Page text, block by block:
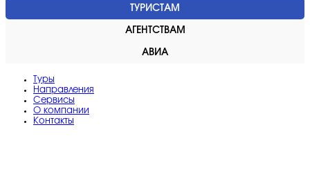
ТУРИСТАМ
АГЕНТСТВАМ
АВИА
Туры
Направления
Сервисы
O компании
Контакты